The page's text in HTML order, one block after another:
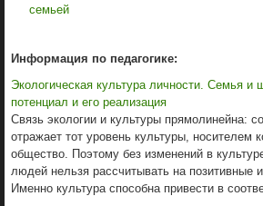
семьей
Информация по педагогике:
Экологическая культура личности. Семья и
потенциал и его реализация
Связь экологии и культуры прямолинейна:
отражает тот уровень культуры, носителем
общество. Поэтому без изменений в
людей нельзя рассчитывать на позитивные
Именно культура способна привести в